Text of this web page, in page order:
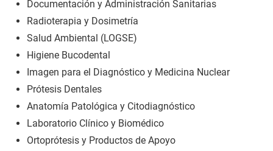
Documentación y Administración Sanitarias
Radioterapia y Dosimetría
Salud Ambiental (LOGSE)
Higiene Bucodental
Imagen para el Diagnóstico y Medicina Nuclear
Prótesis Dentales
Anatomía Patológica y Citodiagnóstico
Laboratorio Clínico y Biomédico
Ortoprótesis y Productos de Apoyo